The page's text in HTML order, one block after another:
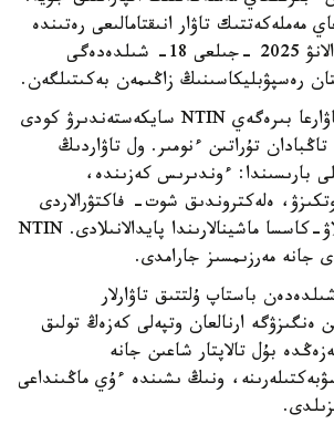
تاۋار انىقتامالىعى رەتىندە
مىندەتتى تۇردە پايدالانۋ 2025 -جىلعى 18- شىلدەدەگى
كاتالوگتاعى ءاربىر تاۋارعا بىرەگەي NTIN سايكەستەندىرۋ كودى
بەرىلەدى. بۇل - 13 تاڭبادان تۇراتىن ءنومىر. ول تاۋاردىڭ
بارىسىندا: ءوندىرىس كەزىندە،
ەلەكتروندىق شوت- فاكتۋرالاردى
راسىمدەۋ جانە باقىلاۋ-كاسسا ماشينالارىندا پايدالانىلادى. NTIN
جانە مەرزىمسىز جارامدى.
-جىلعى 1- شىلدەدەن باستاپ ۇلتتىق تاۋارلار
ەنگىزۋگە ارنالعان وتپەلى كەزەڭ تولىق
بۇل تالاپتار شاعىن جانە
ونىڭ ىشىندە ءۇي ماڭىنداعى